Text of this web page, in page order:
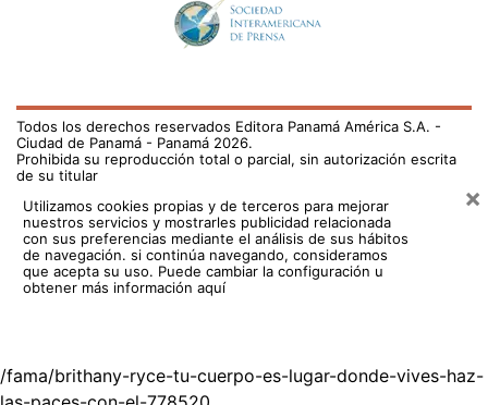
Todos los derechos reservados Editora Panamá América S.A. -
Ciudad de Panamá - Panamá 2026.
Prohibida su reproducción total o parcial, sin autorización escrita
de su titular
Utilizamos cookies propias y de terceros para mejorar
nuestros servicios y mostrarles publicidad relacionada
con sus preferencias mediante el análisis de sus hábitos
de navegación. si continúa navegando, consideramos
que acepta su uso. Puede cambiar la configuración u
obtener más información aquí
×
/fama/brithany-ryce-tu-cuerpo-es-lugar-donde-vives-haz-